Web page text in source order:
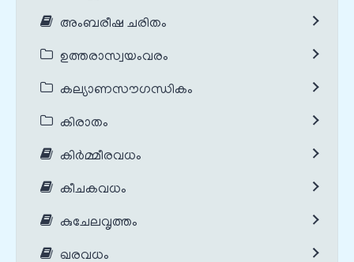
അംബരീഷ ചരിതം
ഉത്തരാസ്വയംവരം
കല്യാണസൗഗന്ധികം
കിരാതം
കിർമ്മീരവധം
കീചകവധം
കുചേലവൃത്തം
ഖരവധം